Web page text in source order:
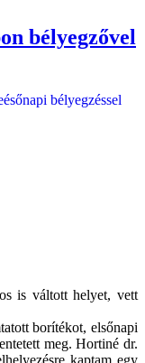
bélyegzővel
is váltott helyet, vett
borítékot, elsőnapi
meg. Hortiné dr.
kaptam egy